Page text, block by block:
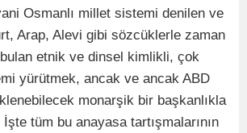
Osmanlı millet sistemi denilen ve
Arap, Alevi gibi sözcüklerle zaman
etnik ve dinsel kimlikli, çok
yürütmek, ancak ve ancak ABD
monarşik bir başkanlıkla
tüm bu anayasa tartışmalarının